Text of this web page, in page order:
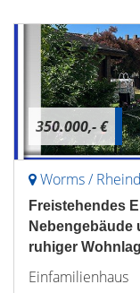
350.000,- €
Worms /
Freistehendes
ruhiger
Einfamilienhaus